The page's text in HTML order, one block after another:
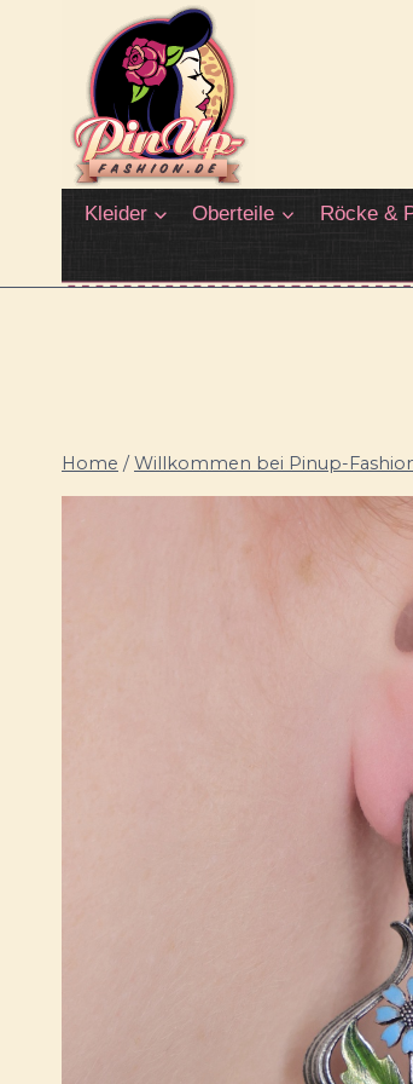
springen
Kleider Oberteile Röcke &
Home / Willkommen bei Pinup-